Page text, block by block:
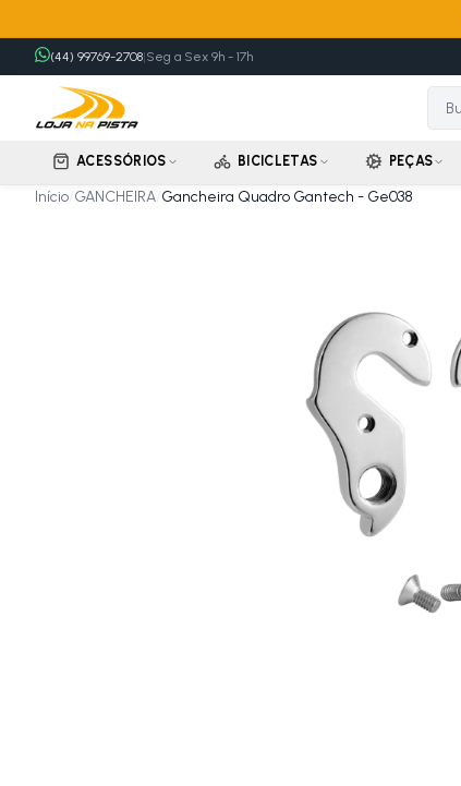
(44) 99769-2708|Seg a Sex 9h - 17h
ACESSÓRIOS BICICLETAS PEÇAS
Início/GANCHEIRA/Gancheira Quadro Gantech - Ge038